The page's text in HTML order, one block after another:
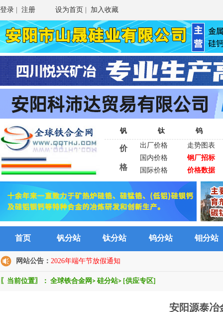
登录 注册 设为首页 加入收藏
钒 钛 钨
价
格
出厂价格
走势图表
国内价格
钢厂招标
国际价格
价格数据
首页 钒分站 钛分站 钨分站 钼分站
网站公告： 2026年端午节放假通知
〖当前位置〗： 全球铁合金网 > 硅分站> [供应专区]
安阳源泰冶